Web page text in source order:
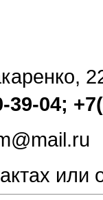
04;